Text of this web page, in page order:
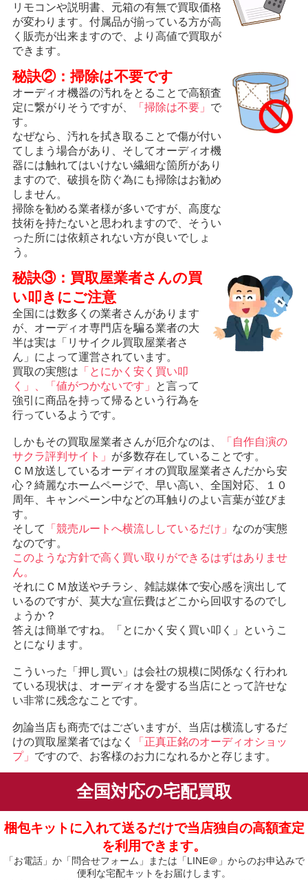
リモコンや説明書、元箱の有無で買取価格
が変わります。付属品が揃っている方が高
く販売が出来ますので、より高値で買取が
できます。
秘訣②：掃除は不要です
オーディオ機器の汚れをとることで高額査
定に繋がりそうですが、
「掃除は不要」 で
す。
なぜなら、汚れを拭き取ることで傷が付い
てしまう場合があり、そしてオーディオ機
器には触れてはいけない繊細な箇所があり
ますので、破損を防ぐ為にも掃除はお勧め
しません。
掃除を勧める業者様が多いですが、高度な
技術を持たないと思われますので、そうい
った所には依頼されない方が良いでしょ
う。
秘訣③：買取屋業者さんの買
い叩きにご注意
全国には数多くの業者さんがあります
が、オーディオ専門店を騙る業者の大
半は実は「リサイクル買取屋業者さ
ん」によって運営されています。
買取の実態は 「とにかく安く買い叩
く」、「値がつかないです」
と言って
強引に商品を持って帰るという行為を
行っているようです。
しかもその買取屋業者さんが厄介なのは、
「自作自演の
サクラ評判サイト」 が多数存在していることです。
ＣＭ放送しているオーディオの買取屋業者さんだから安
心？綺麗なホームページで、早い高い、全国対応、１０
周年、キャンペーン中などの耳触りのよい言葉が並びま
す。
そして
「競売ルートへ横流ししているだけ」 なのが実態
なのです。
このような方針で高く買い取りができるはずはありませ
ん。
それにＣＭ放送やチラシ、雑誌媒体で安心感を演出して
いるのですが、莫大な宣伝費はどこから回収するのでし
ょうか？
答えは簡単ですね。「とにかく安く買い叩く」というこ
とになります。
こういった「押し買い」は会社の規模に関係なく行われ
ている現状は、オーディオを愛する当店にとって許せな
い非常に残念なことです。
勿論当店も商売ではございますが、当店は横流しするだ
けの買取屋業者ではなく
「正真正銘のオーディオショッ
プ」 ですので、お客様のお力になれるかと存じます。
全国対応の宅配買取
梱包キットに入れて送るだけで当店独自の高額査定
を利用できます。
「お電話」か「問合せフォーム」または「LINE＠」からのお申込みで
便利な宅配キットをお届けします。